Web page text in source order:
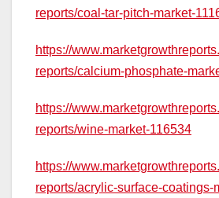
reports/coal-tar-pitch-market-
https://
reports/calcium-phosphate-
https://
reports/wine-market-116534
https://
reports/acrylic-surface-coatings-